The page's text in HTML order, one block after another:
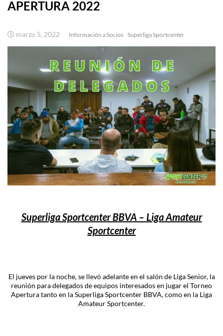
APERTURA 2022
marzo 5, 2022 Información a Socios Superliga Sportcenter
Superliga Sportcenter BBVA – Liga Amateur
Sportcenter
El jueves por la noche, se llevó adelante en el salón de Liga Senior, la
reunión para delegados de equipos interesados en jugar el Torneo
Apertura tanto en la Superliga Sportcenter BBVA, como en la Liga
Amateur Sportcenter.